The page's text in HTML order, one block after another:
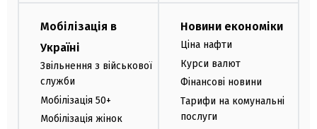
Мобілізація в
Україні
Звільнення з військової
служби
Мобілізація 50+
Мобілізація жінок
Новини економіки
Ціна нафти
Курси валют
Фінансові новини
Тарифи на комунальні
послуги